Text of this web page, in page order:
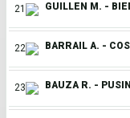
21 GUILLEN M. -
22 BARRAIL A. -
23 BAUZA R. -